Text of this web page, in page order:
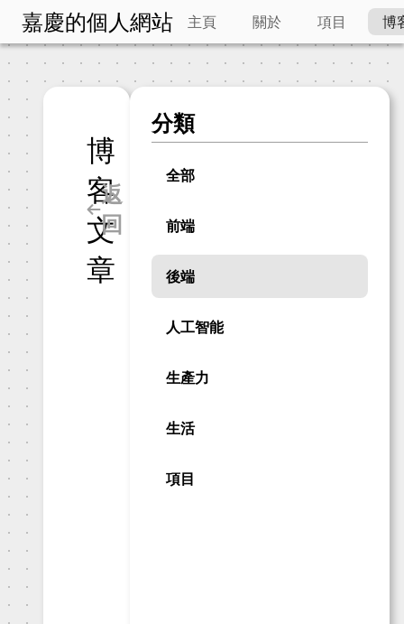
嘉慶的個人網站 主頁 關於 項目 博
返
回
博
客
文
章
分類
全部
前端
後端
人工智能
生產力
生活
項目